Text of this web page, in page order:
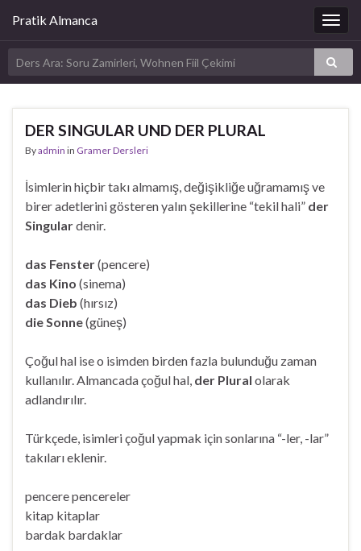
Pratik Almanca
DER SINGULAR UND DER PLURAL
Byadmin in Gramer Dersleri
İsimlerin hiçbir takı almamış, değişikliğe uğramamış ve
birer adetlerini gösteren yalın şekillerine “tekil hali” der
Singulardenir.
das Fenster(pencere)
das Kino (sinema)
das Dieb (hırsız)
die Sonne(güneş)
Çoğul hal ise o isimden birden fazla bulunduğu zaman
kullanılır. Almancada çoğul hal, der Plural olarak
adlandırılır.
Türkçede, isimleri çoğul yapmak için sonlarına “-ler, -lar”
takıları eklenir.
pencere pencereler
kitap kitaplar
bardak bardaklar